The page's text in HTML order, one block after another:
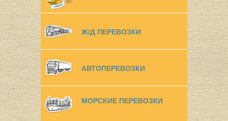
Ж/Д ПЕРЕВОЗКИ
АВТОПЕРЕВОЗКИ
МОРСКИЕ ПЕРЕВОЗКИ